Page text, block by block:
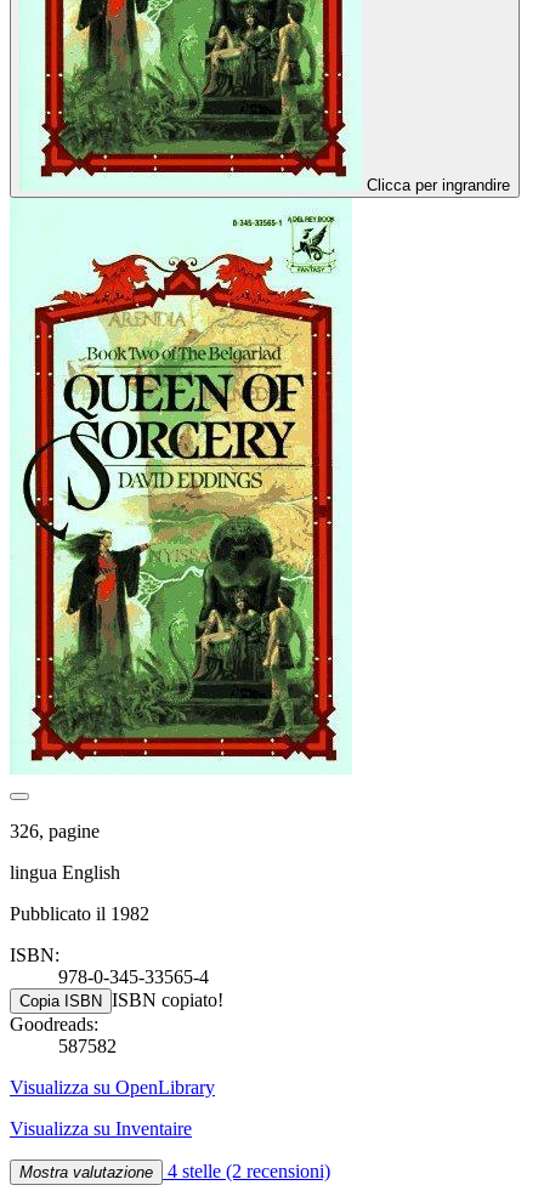
Clicca per ingrandire
326, pagine
lingua English
Pubblicato il 1982
ISBN:
978-0-345-33565-4
Copia ISBN ISBN copiato!
Goodreads:
587582
Visualizza su OpenLibrary
Visualizza su Inventaire
Mostra valutazione 4 stelle (2 recensioni)